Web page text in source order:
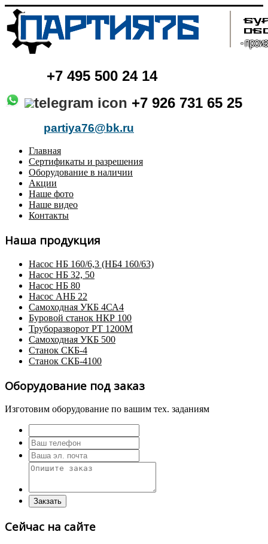
+7 495 500 24 14
+7 926 731 65 25
partiya76@bk.ru
Главная
Сертификаты и разрешения
Оборудование в наличии
Акции
Наше фото
Наше видео
Контакты
Наша продукция
Насос НБ 160/6,3 (НБ4 160/63)
Насос НБ 32, 50
Насос НБ 80
Насос АНБ 22
Самоходная УКБ 4СА4
Буровой станок НКР 100
Труборазворот РТ 1200М
Самоходная УКБ 500
Станок СКБ-4
Станок СКБ-4100
Оборудование под заказ
Изготовим оборудование по вашим тех. заданиям
Сейчас на сайте